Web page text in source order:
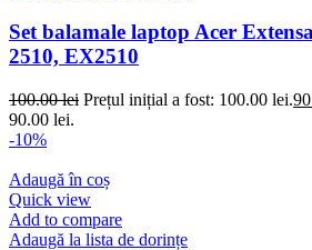
Set balamale laptop Acer
2510, EX2510
100.00lei Prețul inițial a fost: 100.00 lei.
90.00 lei.
-10%
Adaugă în coș
Quick view
Add to compare
Adaugă la lista de dorințe